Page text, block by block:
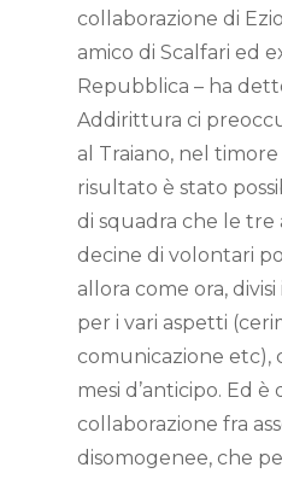
collaborazione di
amico di Scalfari ed
Repubblica – ha
Addirittura ci
al Traiano, nel
risultato è stato
di squadra che le tre
decine di volontari
allora come ora,
per i vari aspetti
comunicazione etc),
mesi d’anticipo. Ed
collaborazione fra
disomogenee, che